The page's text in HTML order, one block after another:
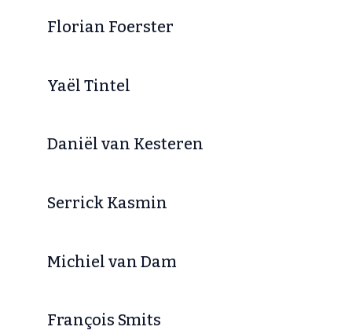
Florian Foerster
Yaël Tintel
Daniël van Kesteren
Serrick Kasmin
Michiel van Dam
François Smits